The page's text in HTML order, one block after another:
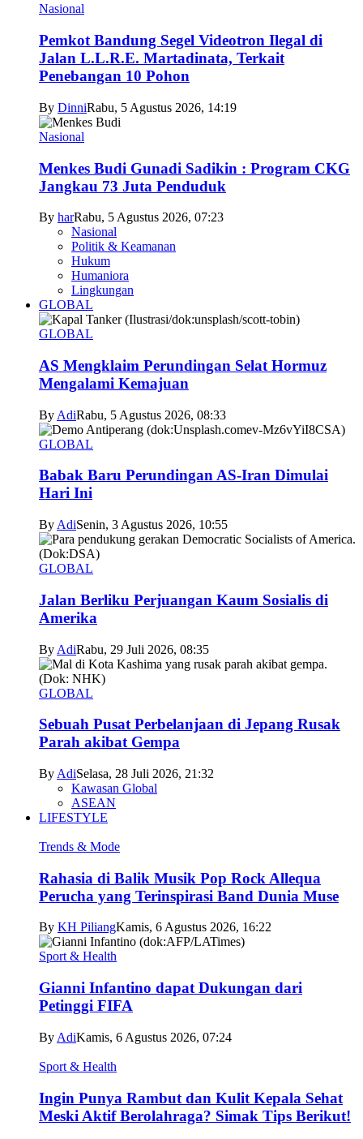
Nasional
Pemkot Bandung Segel Videotron Ilegal di
Jalan L.L.R.E. Martadinata, Terkait
Penebangan 10 Pohon
By DinniRabu, 5 Agustus 2026, 14:19
Nasional
Menkes Budi Gunadi Sadikin : Program CKG
Jangkau 73 Juta Penduduk
By harRabu, 5 Agustus 2026, 07:23
Nasional
Politik & Keamanan
Hukum
Humaniora
Lingkungan
GLOBAL
GLOBAL
AS Mengklaim Perundingan Selat Hormuz
Mengalami Kemajuan
By AdiRabu, 5 Agustus 2026, 08:33
GLOBAL
Babak Baru Perundingan AS-Iran Dimulai
Hari Ini
By AdiSenin, 3 Agustus 2026, 10:55
GLOBAL
Jalan Berliku Perjuangan Kaum Sosialis di
Amerika
By AdiRabu, 29 Juli 2026, 08:35
GLOBAL
Sebuah Pusat Perbelanjaan di Jepang Rusak
Parah akibat Gempa
By AdiSelasa, 28 Juli 2026, 21:32
Kawasan Global
ASEAN
LIFESTYLE
Trends & Mode
Rahasia di Balik Musik Pop Rock Allequa
Perucha yang Terinspirasi Band Dunia Muse
By KH PiliangKamis, 6 Agustus 2026, 16:22
Sport & Health
Gianni Infantino dapat Dukungan dari
Petinggi FIFA
By AdiKamis, 6 Agustus 2026, 07:24
Sport & Health
Ingin Punya Rambut dan Kulit Kepala Sehat
Meski Aktif Berolahraga? Simak Tips Berikut!